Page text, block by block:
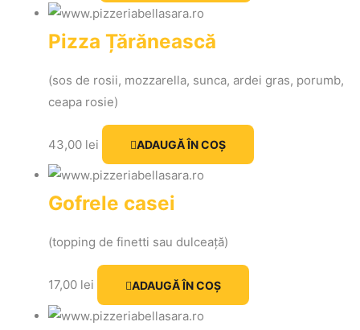
Pizza Țărănească
(sos de rosii, mozzarella, sunca, ardei gras, porumb,
ceapa rosie)
43,00 lei ADAUGĂ ÎN COȘ
Gofrele casei
(topping de finetti sau dulceață)
17,00 lei ADAUGĂ ÎN COȘ